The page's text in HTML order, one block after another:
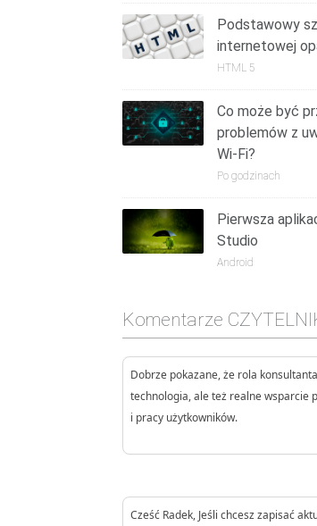
Podstawowy
internetowej
HTML 5
Co może być
problemów z
Wi-Fi?
Po godzinach
Pierwsza
Studio
Android
Komentarze
Dobrze pokazane, że rola
technologia, ale też realne wsparcie
i pracy użytkowników.
Cześć Radek, Jeśli chcesz zapisać